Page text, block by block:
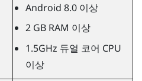
Android 8.0 이상
2 GB RAM 이상
1.5GHz 듀얼 코어 CPU
이상